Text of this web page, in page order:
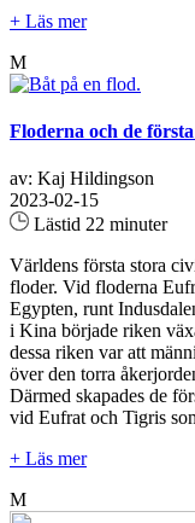
+ Läs mer
M
Floderna och de
av: Kaj Hildingson
2023-02-15
Lästid 22 minuter
Världens första stora
floder. Vid floderna
Egypten, runt
i Kina började riken
dessa riken var att
över den torra
Därmed skapades de
vid Eufrat och Tigris
+ Läs mer
M